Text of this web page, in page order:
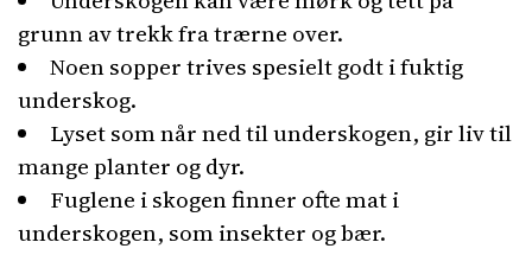
grunn av trekk fra trærne over.
Noen sopper trives spesielt godt i fuktig
underskog.
Lyset som når ned til underskogen, gir liv til
mange planter og dyr.
Fuglene i skogen finner ofte mat i
underskogen, som insekter og bær.